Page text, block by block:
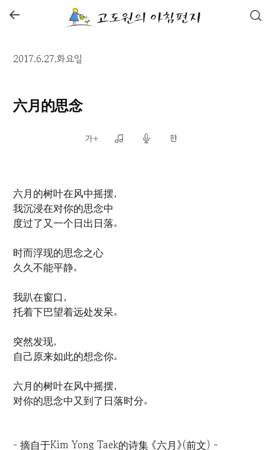
←
2017.6.27.화요일
六月的思念
六月的树叶在风中摇摆，
我沉浸在对你的思念中
度过了又一个日出日落。
时而浮现的思念之心
久久不能平静。
我趴在窗口，
托着下巴望着远处发呆。
突然发现，
自己原来如此的想念你。
六月的树叶在风中摇摆，
对你的思念中又到了日落时分。
- 摘自于Kim Yong Taek的诗集 《六月》(前文) -